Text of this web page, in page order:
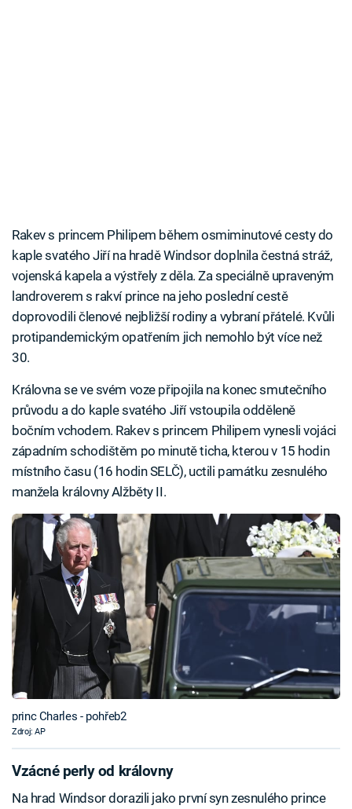
Rakev s princem Philipem během osmiminutové cesty do
kaple svatého Jiří na hradě Windsor doplnila čestná stráž,
vojenská kapela a výstřely z děla. Za speciálně upraveným
landroverem s rakví prince na jeho poslední cestě
doprovodili členové nejbližší rodiny a vybraní přátelé. Kvůli
protipandemickým opatřením jich nemohlo být více než
30.
Královna se ve svém voze připojila na konec smutečního
průvodu a do kaple svatého Jiří vstoupila odděleně
bočním vchodem. Rakev s princem Philipem vynesli vojáci
západním schodištěm po minutě ticha, kterou v 15 hodin
místního času (16 hodin SELČ), uctili památku zesnulého
manžela královny Alžběty II.
princ Charles - pohřeb2
Zdroj: AP
Vzácné perly od královny
Na hrad Windsor dorazili jako první syn zesnulého prince